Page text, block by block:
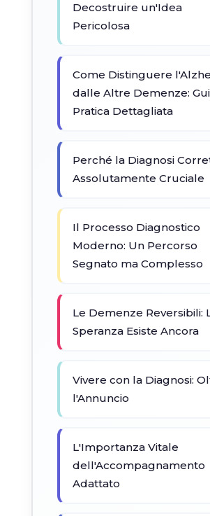
Decostruire un'Idea
Pericolosa
Come Distinguere
dalle Altre Demenze:
Pratica Dettagliata
Perché la Diagnosi
Assolutamente Cruciale
Il Processo Diagnostico
Moderno: Un Percorso
Segnato ma Complesso
Le Demenze Reversibili:
Speranza Esiste Ancora
Vivere con la Diagnosi:
l'Annuncio
L'Importanza Vitale
dell'Accompagnamento
Adattato